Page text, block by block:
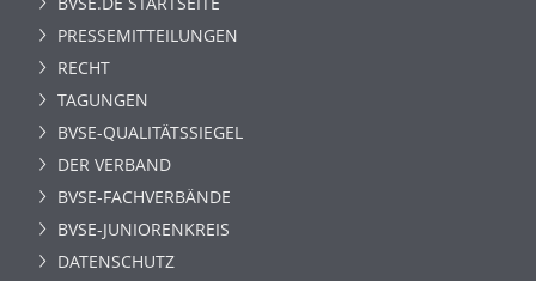
PRESSEMITTEILUNGEN
RECHT
TAGUNGEN
BVSE-QUALITÄTSSIEGEL
DER VERBAND
BVSE-FACHVERBÄNDE
BVSE-JUNIORENKREIS
DATENSCHUTZ